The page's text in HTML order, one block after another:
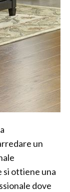
un
si ottiene una
dove